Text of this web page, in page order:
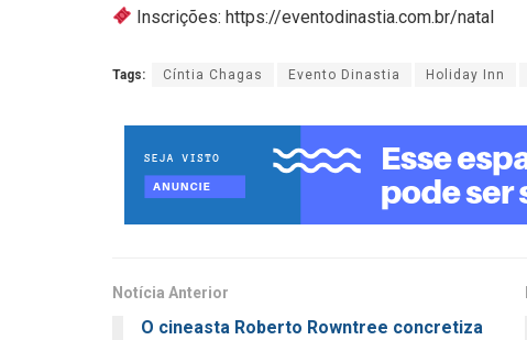
Inscrições: https://eventodinastia.com.br/natal
Tags: Cíntia Chagas Evento Dinastia Holiday Inn
Notícia Anterior
O cineasta Roberto Rowntree concretiza